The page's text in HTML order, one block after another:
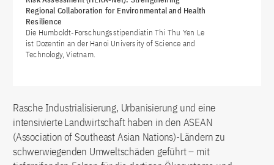
Regional Collaboration for Environmental and Health
Resilience
Die Humboldt-Forschungsstipendiatin Thi Thu Yen Le
ist Dozentin an der Hanoi University of Science and
Technology, Vietnam.
Rasche Industrialisierung, Urbanisierung und eine
intensivierte Landwirtschaft haben in den ASEAN
(Association of Southeast Asian Nations)-Ländern zu
schwerwiegenden Umweltschäden geführt – mit